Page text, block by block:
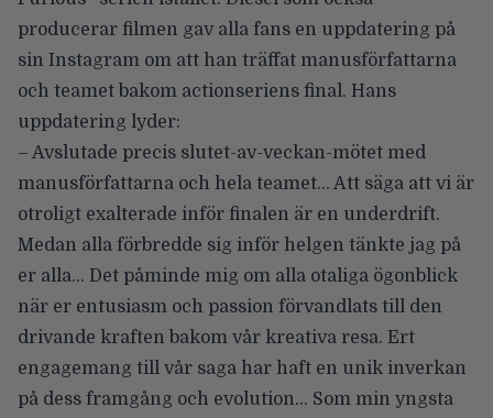
producerar filmen gav alla fans en uppdatering på
sin Instagram om att han träffat manusförfattarna
och teamet bakom actionseriens final. Hans
uppdatering lyder:
– Avslutade precis slutet-av-veckan-mötet med
manusförfattarna och hela teamet… Att säga att vi är
otroligt exalterade inför finalen är en underdrift.
Medan alla förbredde sig inför helgen tänkte jag på
er alla… Det påminde mig om alla otaliga ögonblick
när er entusiasm och passion förvandlats till den
drivande kraften bakom vår kreativa resa. Ert
engagemang till vår saga har haft en unik inverkan
på dess framgång och evolution… Som min yngsta